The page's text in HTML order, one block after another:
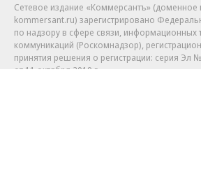
Сетевое издание «Коммерсантъ» (доменное
kommersant.ru) зарегистрировано
по надзору в сфере связи, информационных
коммуникаций (Роскомнадзор),
принятия решения о регистрации: серия Эл
от 11 октября 2019 г.